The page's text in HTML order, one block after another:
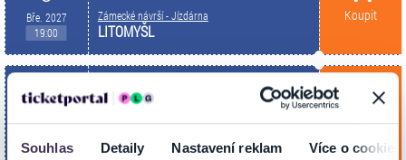
Souhlas Detaily Nastavení reklam Více o cookies
Bře. 2027
19:00
Zámecké návrší - Jízdárna
LITOMYŠL
Koupit
9
19:00
TECHTLE MECHTLE - HALÓ, TADY
MÁMA!
FRENŠTÁT POD RADHOŠTĚM